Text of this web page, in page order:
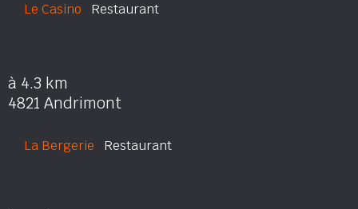
Le Casino Restaurant
à 4.3 km
4821 Andrimont
La Bergerie Restaurant